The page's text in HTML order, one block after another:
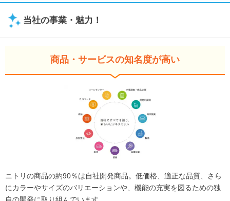
当社の事業・魅力！
商品・サービスの知名度が高い
ニトリの商品の約90％は自社開発商品。低価格、適正な品質、さら
にカラーやサイズのバリエーションや、機能の充実を図るための独